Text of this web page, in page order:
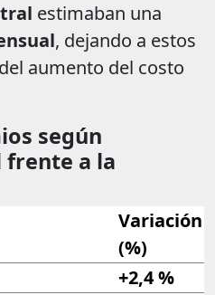
estimaban una
, dejando a estos
aumento del costo
según
a la
Variación
(%)
+2,4 %